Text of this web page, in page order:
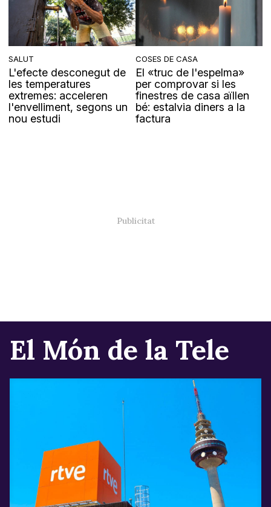
SALUT
L'efecte desconegut de
les temperatures
extremes: acceleren
l'envelliment, segons un
nou estudi
COSES DE CASA
El «truc de l'espelma»
per comprovar si les
finestres de casa aïllen
bé: estalvia diners a la
factura
El Món de la Tele